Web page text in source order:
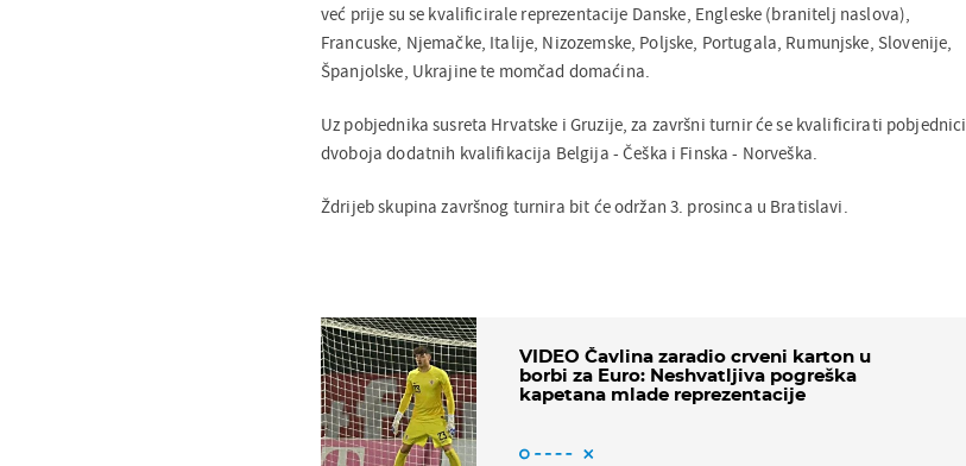
već prije su se kvalificirale reprezentacije Danske, Engleske (branitelj naslova),
Francuske, Njemačke, Italije, Nizozemske, Poljske, Portugala, Rumunjske, Slovenije,
Španjolske, Ukrajine te momčad domaćina.
Uz pobjednika susreta Hrvatske i Gruzije, za završni turnir će se kvalificirati pobjednici
dvoboja dodatnih kvalifikacija Belgija - Češka i Finska - Norveška.
Ždrijeb skupina završnog turnira bit će održan 3. prosinca u Bratislavi.
VIDEO Čavlina zaradio crveni karton u
borbi za Euro: Neshvatljiva pogreška
kapetana mlade reprezentacije